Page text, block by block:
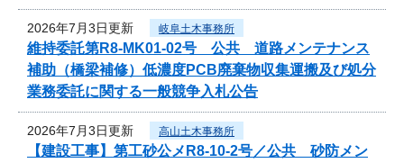
2026年7月3日更新 岐阜土木事務所
維持委託第R8-MK01-02号 公共 道路メンテナンス
補助（橋梁補修）低濃度PCB廃棄物収集運搬及び処分
業務委託に関する一般競争入札公告
2026年7月3日更新 高山土木事務所
【建設工事】第工砂公メR8-10-2号／公共 砂防メン